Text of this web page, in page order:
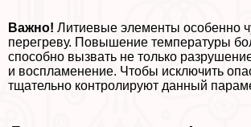
Важно! Литиевые элементы особенно
перегреву. Повышение температуры
способно вызвать не только
и воспламенение. Чтобы исключить
тщательно контролируют данный